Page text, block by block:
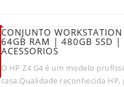
CONJUNTO
64GB RAM | 480GB SSD |
ACESSORIOS
O HP Z4 G4 é um modelo
casa.Qualidade reconhecida